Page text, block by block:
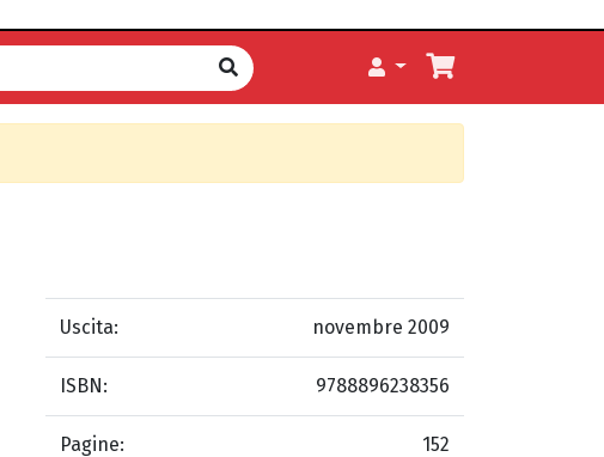
Uscita: novembre 2009
ISBN: 9788896238356
Pagine: 152